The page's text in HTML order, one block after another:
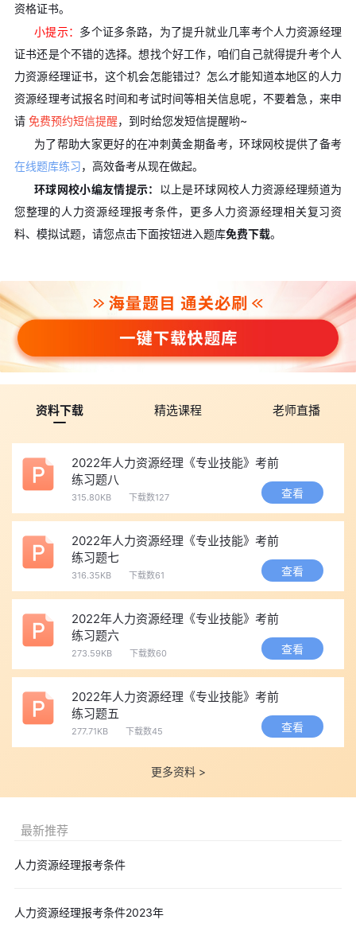
资格证书。
小提示： 多个证多条路，为了提升就业几率考个人力资源经理
证书还是个不错的选择。想找个好工作，咱们自己就得提升考个人
力资源经理证书，这个机会怎能错过？怎么才能知道本地区的人力
资源经理考试报名时间和考试时间等相关信息呢，不要着急，来申
请免费预约短信提醒，到时给您发短信提醒哟~
为了帮助大家更好的在冲刺黄金期备考，环球网校提供了备考
在线题库练习，高效备考从现在做起。
环球网校小编友情提示： 以上是环球网校人力资源经理频道为
您整理的人力资源经理报考条件，更多人力资源经理相关复习资
料、模拟试题，请您点击下面按钮进入题库免费下载。
资料下载 精选课程 老师直播
2022年人力资源经理《专业技能》考前
练习题八
315.80KB 下载数127 查看
2022年人力资源经理《专业技能》考前
练习题七
316.35KB 下载数61 查看
2022年人力资源经理《专业技能》考前
练习题六
273.59KB 下载数60 查看
2022年人力资源经理《专业技能》考前
练习题五
277.71KB 下载数45 查看
更多资料 >
最新推荐
人力资源经理报考条件
人力资源经理报考条件2023年